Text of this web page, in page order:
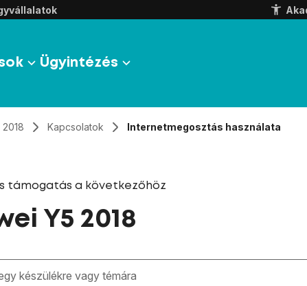
Ügyintézés
2018 Kapcsolatok Internetmegosztás használata
támogatás a következőhöz
Y5 2018
megjelennek a keresési javaslatok a mező alatt